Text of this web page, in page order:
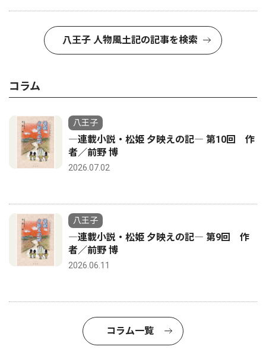
八王子 人物風土記の記事を検索
コラム
八王子
―連載小説・松姫 夕映えの記― 第10回 作
者／前野 博
2026.07.02
八王子
―連載小説・松姫 夕映えの記― 第9回 作
者／前野 博
2026.06.11
コラム一覧